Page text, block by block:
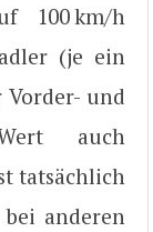
100 km/h
(je ein
und
auch
tatsächlich
anderen